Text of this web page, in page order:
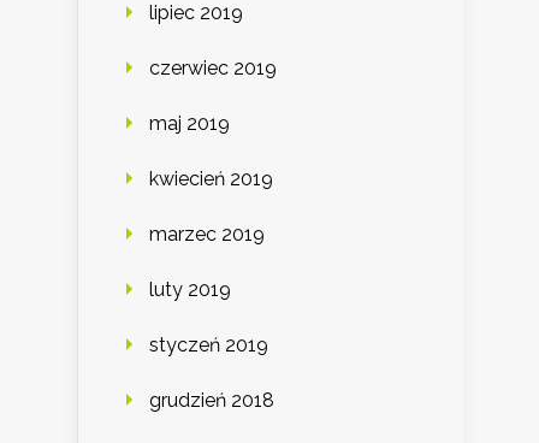
lipiec 2019
czerwiec 2019
maj 2019
kwiecień 2019
marzec 2019
luty 2019
styczeń 2019
grudzień 2018